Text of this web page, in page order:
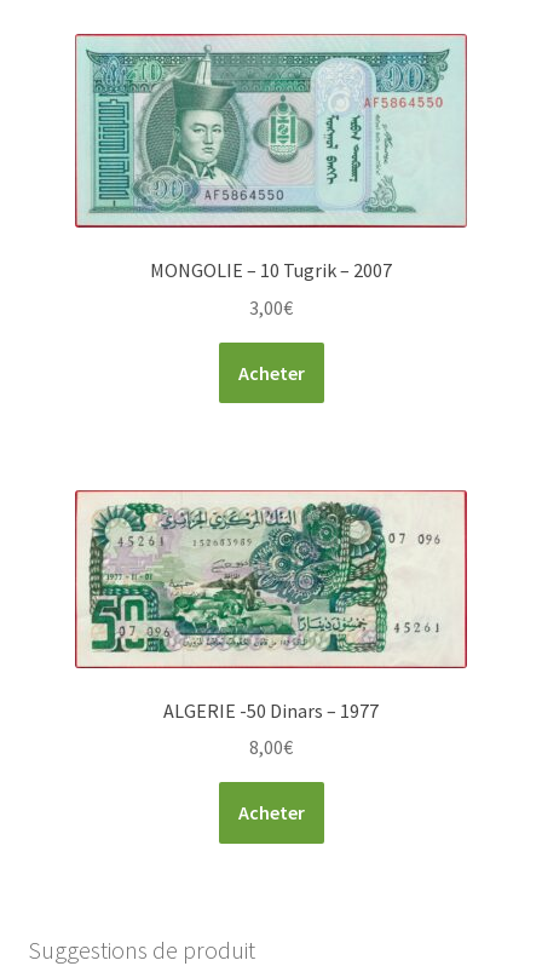
MONGOLIE – 10 Tugrik – 2007
3,00€
Acheter
ALGERIE -50 Dinars – 1977
8,00€
Acheter
Suggestions de produit